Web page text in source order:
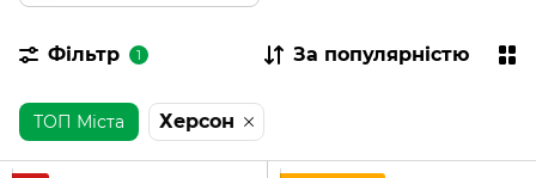
Фільтр 1 За популярністю
ТОП Міста Херсон